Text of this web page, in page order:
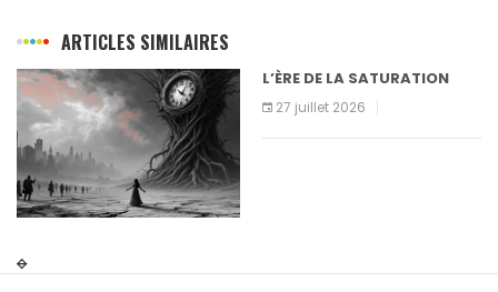
ARTICLES SIMILAIRES
L’ÈRE DE LA SATURATION
27 juillet 2026